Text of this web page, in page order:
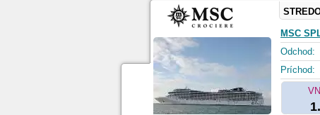
MSC
Odchod:
Príchod: